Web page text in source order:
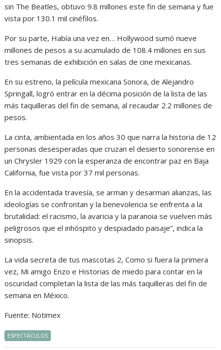
sin The Beatles, obtuvo 9.8 millones este fin de semana y fue
vista por 130.1 mil cinéfilos.
Por su parte, Había una vez en… Hollywood sumó nueve
millones de pesos a su acumulado de 108.4 millones en sus
tres semanas de exhibición en salas de cine mexicanas.
En su estreno, la película mexicana Sonora, de Alejandro
Springall, logró entrar en la décima posición de la lista de las
más taquilleras del fin de semana, al recaudar 2.2 millones de
pesos.
La cinta, ambientada en los años 30 que narra la historia de 12
personas desesperadas que cruzan el desierto sonorense en
un Chrysler 1929 con la esperanza de encontrar paz en Baja
California, fue vista por 37 mil personas.
En la accidentada travesía, se arman y desarman alianzas, las
ideologías se confrontan y la benevolencia se enfrenta a la
brutalidad: el racismo, la avaricia y la paranoia se vuelven más
peligrosos que el inhóspito y despiadado paisaje”, indica la
sinopsis.
La vida secreta de tus mascotas 2, Como si fuera la primera
vez, Mi amigo Enzo e Historias de miedo para contar en la
oscuridad completan la lista de las más taquilleras del fin de
semana en México.
Fuente: Notimex
ESPECTÁCULOS